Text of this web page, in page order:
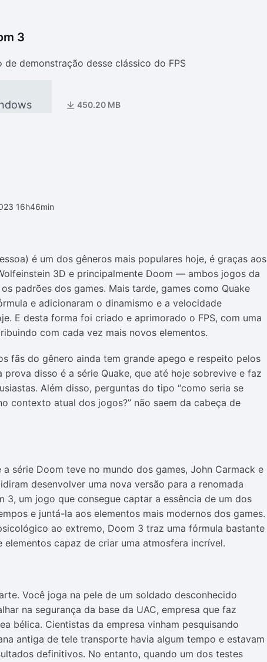
3
de demonstração desse clássico do FPS
450.20 MB
16h46min
é um dos gêneros mais populares hoje, é graças aos
3D e principalmente Doom — ambos jogos da
padrões dos games. Mais tarde, games como Quake
e adicionaram o dinamismo e a velocidade
E desta forma foi criado e aprimorado o FPS, com uma
com cada vez mais novos elementos.
fãs do gênero ainda tem grande apego e respeito pelos
prova disso é a série Quake, que até hoje sobrevive e faz
Além disso, perguntas do tipo “como seria se
contexto atual dos jogos?” não saem da cabeça de
série Doom teve no mundo dos games, John Carmack e
desenvolver uma nova versão para a renomada
3, um jogo que consegue captar a essência de um dos
e juntá-la aos elementos mais modernos dos games.
ao extremo, Doom 3 traz uma fórmula bastante
elementos capaz de criar uma atmosfera incrível.
Você joga na pele de um soldado desconhecido
na segurança da base da UAC, empresa que faz
bélica. Cientistas da empresa vinham pesquisando
antiga de tele transporte havia algum tempo e estavam
definitivos. No entanto, quando um dos testes